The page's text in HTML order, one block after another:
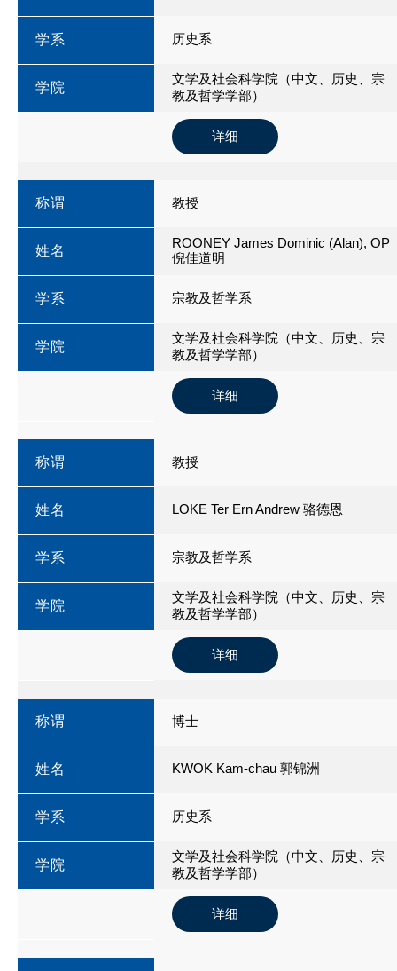
学系 历史系
学院
文学及社会科学院（中文、历史、宗
教及哲学学部）
详细
称谓 教授
姓名
ROONEY James Dominic (Alan), OP
倪佳道明
学系 宗教及哲学系
学院
文学及社会科学院（中文、历史、宗
教及哲学学部）
详细
称谓 教授
姓名 LOKE Ter Ern Andrew 骆德恩
学系 宗教及哲学系
学院
文学及社会科学院（中文、历史、宗
教及哲学学部）
详细
称谓 博士
姓名 KWOK Kam-chau 郭锦洲
学系 历史系
学院
文学及社会科学院（中文、历史、宗
教及哲学学部）
详细